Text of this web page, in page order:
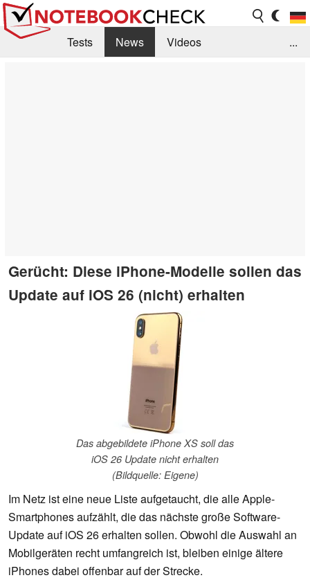
Tests News
Videos
...
Gerücht: Diese iPhone-Modelle sollen das
Update auf iOS 26 (nicht) erhalten
Das abgebildete iPhone XS soll das
iOS 26 Update nicht erhalten
(Bildquelle: Eigene)
Im Netz ist eine neue Liste aufgetaucht, die alle Apple-
Smartphones aufzählt, die das nächste große Software-
Update auf iOS 26 erhalten sollen. Obwohl die Auswahl an
Mobilgeräten recht umfangreich ist, bleiben einige ältere
iPhones dabei offenbar auf der Strecke.